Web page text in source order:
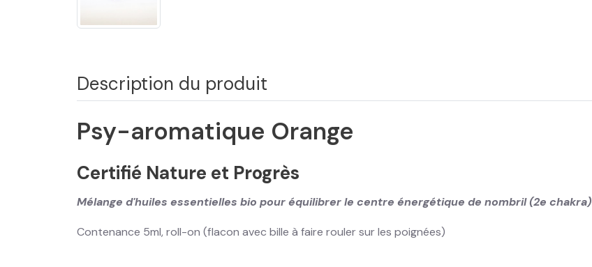
Description du produit
Psy-aromatique Orange
Certifié Nature et Progrès
Mélange d'huiles essentielles bio pour équilibrer le centre énergétique de nombril (2e chakra)
Contenance 5ml, roll-on (flacon avec bille à faire rouler sur les poignées)